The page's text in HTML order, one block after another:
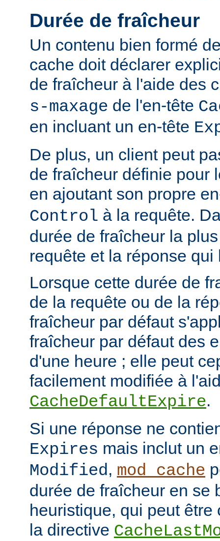
Durée de fraîcheur
Un contenu bien formé
cache doit déclarer
de fraîcheur à l'aide des
s-maxage de l'en-tête
en incluant un en-tête
De plus, un client peut
de fraîcheur définie pour
en ajoutant son propre
Control à la requête.
durée de fraîcheur la
requête et la réponse qui
Lorsque cette durée de
de la requête ou de la
fraîcheur par défaut
fraîcheur par défaut des
d'une heure ; elle peut
facilement modifiée à
CacheDefaultExpire.
Si une réponse ne
Expires mais inclut un
Modified, mod_cache
durée de fraîcheur en se
heuristique, qui peut
la directive